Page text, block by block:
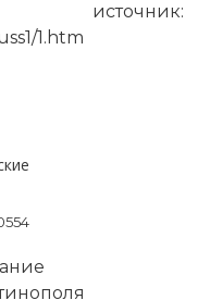
1.htm